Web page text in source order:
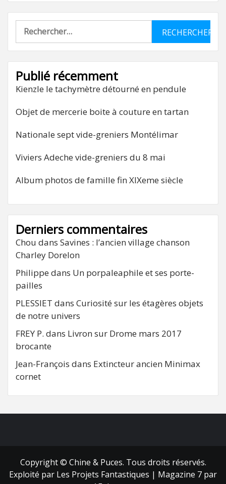
Rechercher :
Publié récemment
Kienzle le tachymètre détourné en pendule
Objet de mercerie boite à couture en tartan
Nationale sept vide-greniers Montélimar
Viviers Adeche vide-greniers du 8 mai
Album photos de famille fin XIXeme siècle
Derniers commentaires
Chou dans Savines : l’ancien village chanson
Charley Dorelon
Philippe dans Un porpaleaphile et ses porte-
pailles
PLESSIET dans Curiosité sur les étagères objets
de notre univers
FREY P. dans Livron sur Drome mars 2017
brocante
Jean-François dans Extincteur ancien Minimax
cornet
Copyright © Chine & Puces. Tous droits réservés.
Exploité par Les Projets Fantastiques | Magazine 7 par